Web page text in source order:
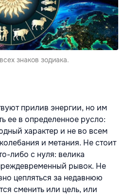
знаков зодиака.
прилив энергии, но им
ее в определенное русло:
характер и не во всем
и метания. Не стоит
либо с нуля: велика
рывок. Не
цепляться за недавнюю
сменить или цель, или